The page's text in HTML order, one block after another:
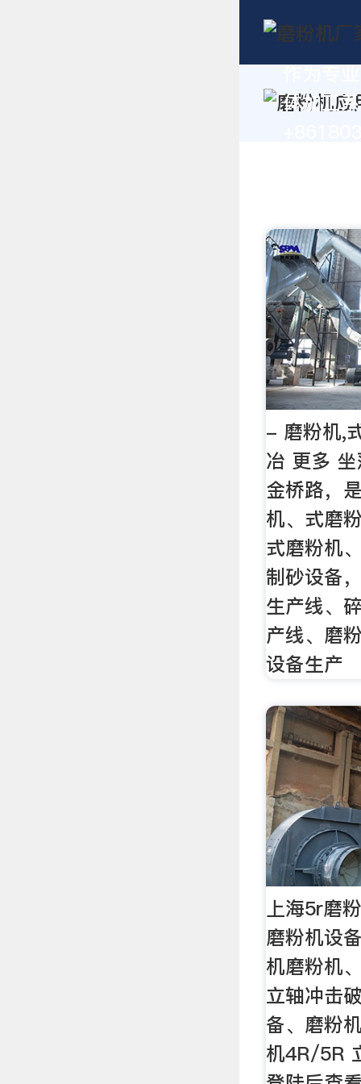
体加工
- 磨粉机,
冶 更多
金桥路，
机、式磨
式磨粉机
制砂设备
生产线、
产线、磨
设备生产
上海5r磨
磨粉机设
机磨粉机
立轴冲击
备、磨粉
机4R/5R